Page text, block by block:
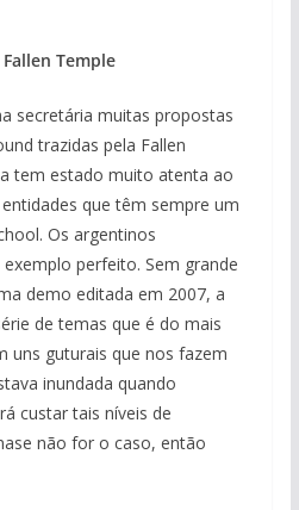
Fallen Temple
secretária muitas propostas
trazidas pela Fallen
tem estado muito atenta ao
que têm sempre um
Os argentinos
perfeito. Sem grande
demo editada em 2007, a
de temas que é do mais
uns guturais que nos fazem
inundada quando
custar tais níveis de
não for o caso, então